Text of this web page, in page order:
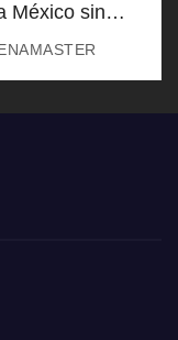
México sin